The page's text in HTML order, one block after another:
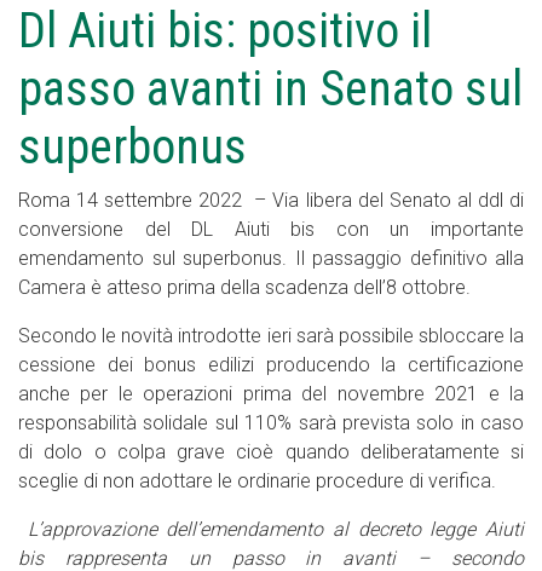
Dl Aiuti bis: positivo il
passo avanti in Senato sul
superbonus
Roma 14 settembre 2022 – Via libera del Senato al ddl di
conversione del DL Aiuti bis con un importante
emendamento sul superbonus. Il passaggio definitivo alla
Camera è atteso prima della scadenza dell’8 ottobre.
Secondo le novità introdotte ieri sarà possibile sbloccare la
cessione dei bonus edilizi producendo la certificazione
anche per le operazioni prima del novembre 2021 e la
responsabilità solidale sul 110% sarà prevista solo in caso
di dolo o colpa grave cioè quando deliberatamente si
sceglie di non adottare le ordinarie procedure di verifica.
L’approvazione dell’emendamento al decreto legge Aiuti
bis rappresenta un passo in avanti –secondo